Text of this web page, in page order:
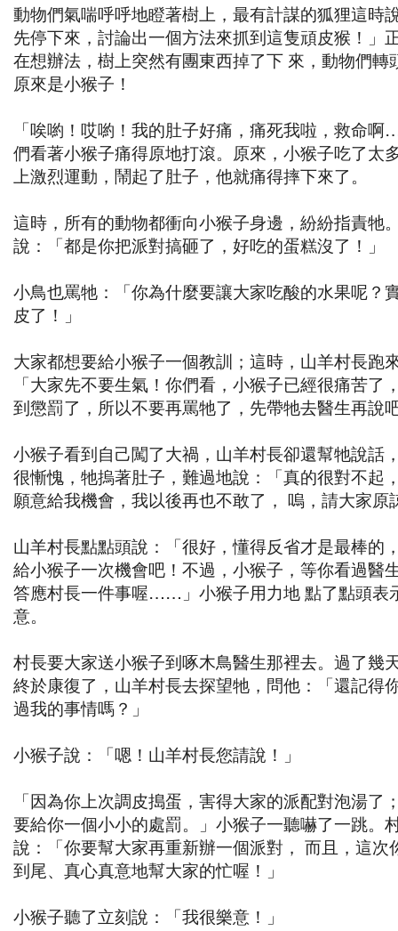
動物們氣喘呼呼地瞪著樹上，最有計謀的狐狸這時
先停下來，討論出一個方法來抓到這隻頑皮猴！」
在想辦法，樹上突然有團東西掉了下 來，動物們
原來是小猴子！
「唉喲！哎喲！我的肚子好痛，痛死我啦，救命
們看著小猴子痛得原地打滾。原來，小猴子吃了太
上激烈運動，鬧起了肚子，他就痛得摔下來了。
這時，所有的動物都衝向小猴子身邊，紛紛指責牠
說：「都是你把派對搞砸了，好吃的蛋糕沒了！」
小鳥也罵牠：「你為什麼要讓大家吃酸的水果呢？
皮了！」
大家都想要給小猴子一個教訓；這時，山羊村長跑
「大家先不要生氣！你們看，小猴子已經很痛苦了
到懲罰了，所以不要再罵牠了，先帶牠去醫生再說
小猴子看到自己闖了大禍，山羊村長卻還幫牠說話
很慚愧，牠摀著肚子，難過地說：「真的很對不起
願意給我機會，我以後再也不敢了， 嗚，請大家
山羊村長點點頭說：「很好，懂得反省才是最棒的
給小猴子一次機會吧！不過，小猴子，等你看過醫
答應村長一件事喔……」小猴子用力地 點了點頭表
意。
村長要大家送小猴子到啄木鳥醫生那裡去。過了幾
終於康復了，山羊村長去探望牠，問他：「還記得
過我的事情嗎？」
小猴子說：「嗯！山羊村長您請說！」
「因為你上次調皮搗蛋，害得大家的派配對泡湯了
要給你一個小小的處罰。」小猴子一聽嚇了一跳。
說：「你要幫大家再重新辦一個派對， 而且，這次
到尾、真心真意地幫大家的忙喔！」
小猴子聽了立刻說：「我很樂意！」